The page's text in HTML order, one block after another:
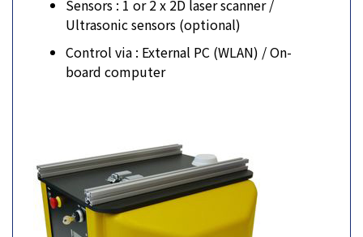
Sensors : 1 or 2 x 2D laser scanner /
Ultrasonic sensors (optional)
Control via : External PC (WLAN) / On-
board computer